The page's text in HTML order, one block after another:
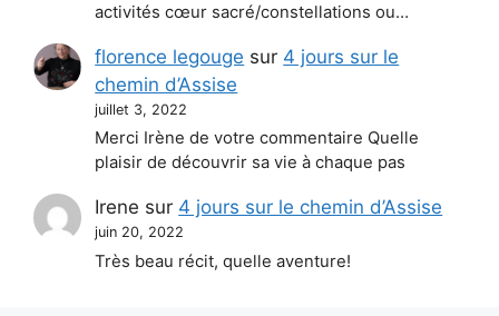
activités cœur sacré/constellations ou…
florence legouge sur 4 jours sur le
chemin d’Assise
juillet 3, 2022
Merci Irène de votre commentaire Quelle
plaisir de découvrir sa vie à chaque pas
Irene sur 4 jours sur le chemin d’Assise
juin 20, 2022
Très beau récit, quelle aventure!